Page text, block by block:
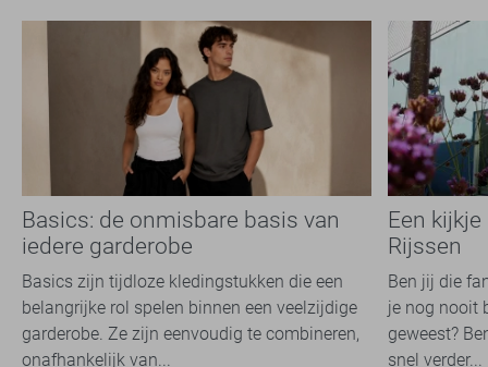
Basics: de onmisbare basis van
iedere garderobe
Basics zijn tijdloze kledingstukken die een
belangrijke rol spelen binnen een veelzijdige
garderobe. Ze zijn eenvoudig te combineren,
onafhankelijk van...
Een
Rijssen
Ben jij die
je nog nooit
geweest?
snel verder...